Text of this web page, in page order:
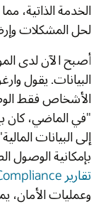
الخدمة الذاتية،
لحل المشكلات
أصبح الآن لدى
البيانات. يقول
الأشخاص فقط
"في الماضي،
إلى البيانات
بإمكانية الوصول
تقارير Oracle Risk Management and Compliance
وعمليات الأمان،